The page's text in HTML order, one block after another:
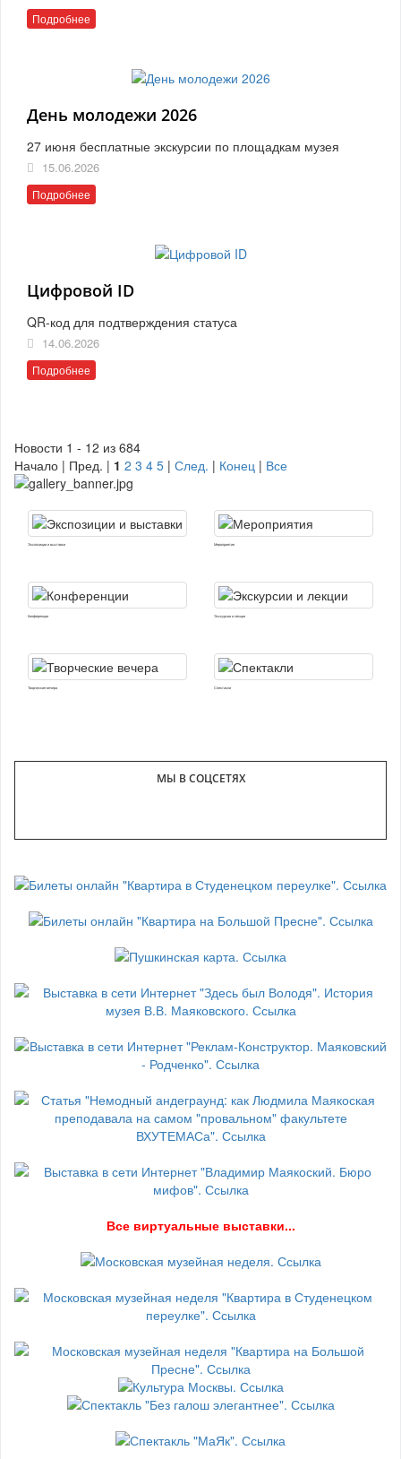
Подробнее
День молодежи 2026
27 июня бесплатные экскурсии по площадкам музея
15.06.2026
Подробнее
Цифровой ID
QR-код для подтверждения статуса
14.06.2026
Подробнее
Новости 1 - 12 из 684
Начало | Пред. | 1 2 3 4 5 | След. | Конец | Все
Экспозиции и выставки Мероприятия
Конференции Экскурсии и лекции
Творческие вечера Спектакли
МЫ В СОЦСЕТЯХ
Все виртуальные выставки...